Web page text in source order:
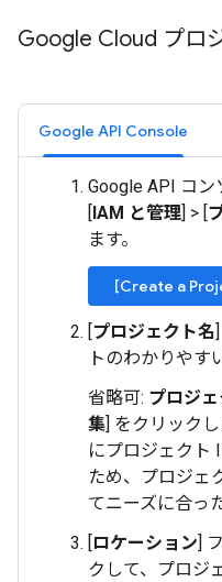
Google Cloud プロ
Google API Console
Google API コン
IAM と管理 >
ます。
[Create a
プロジェクト名
トのわかりやす
省略可: プロジ
集 ] をクリック
にプロジェクト
ため、プロジェ
てニーズに合っ
ロケーション ]
クして、プロジ